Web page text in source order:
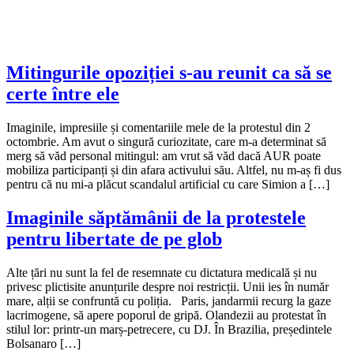
Mitingurile opoziției s-au reunit ca să se
certe între ele
Imaginile, impresiile și comentariile mele de la protestul din 2
octombrie. Am avut o singură curiozitate, care m-a determinat să
merg să văd personal mitingul: am vrut să văd dacă AUR poate
mobiliza participanți și din afara activului său. Altfel, nu m-aș fi dus
pentru că nu mi-a plăcut scandalul artificial cu care Simion a […]
Imaginile săptămânii de la protestele
pentru libertate de pe glob
Alte țări nu sunt la fel de resemnate cu dictatura medicală și nu
privesc plictisite anunțurile despre noi restricții. Unii ies în număr
mare, alții se confruntă cu poliția. Paris, jandarmii recurg la gaze
lacrimogene, să apere poporul de gripă. Olandezii au protestat în
stilul lor: printr-un marș-petrecere, cu DJ. În Brazilia, președintele
Bolsanaro […]